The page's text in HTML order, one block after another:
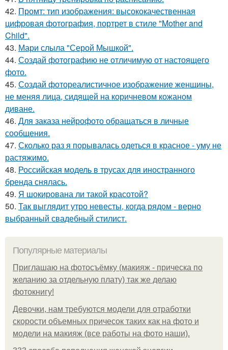
42. Промт: тип изображения: высококачественная
цифровая фотография, портрет в стиле "Mother and
Child".
43. Мари слыла "Серой Мышкой".
44. Создай фотографию не отличимую от настоящего
фото.
45. Создай фотореалистичное изображение женщины,
не меняя лица, сидящей на коричневом кожаном
диване.
46. Для заказа нейрофото обращаться в личные
сообщения.
47. Сколько раз я порывалась одеться в красное - уму не
растяжимо.
48. Российская модель в трусах для иностранного
бренда снялась.
49. Я шокирована ли такой красотой?
50. Так выглядит утро невесты, когда рядом - верно
выбранный свадебный стилист.
Популярные материалы
Приглашаю на фотосъёмку (макияж - прическа по
желанию за отдельную плату) так же делаю
фотокнигу!
Девочки, нам требуются модели для отработки
скорости объемных причесок таких как на фото и
модели на макияж (все работы на фото наши).